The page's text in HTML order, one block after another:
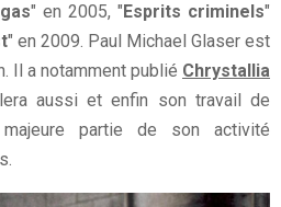
" en 2005, " Esprits criminels"
" en 2009. Paul Michael Glaser est
Il a notamment publié Chrystallia
aussi et enfin son travail de
partie de son activité